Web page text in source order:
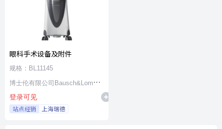
眼科手术设备及附件
规格：BL11145
博士伦有限公司Bausch&Lomb
Incorporated
登录可见
站点经销 上海瑞德